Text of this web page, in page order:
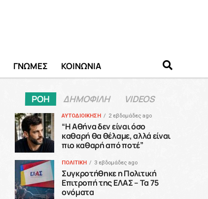
ΓΝΩΜΕΣ ΚΟΙΝΩΝΙΑ
ΡΟΗ ΔΗΜΟΦΙΛΗ VIDEOS
ΑΥΤΟΔΙΟΙΚΗΣΗ 2 εβδομάδες ago
“H Αθήνα δεν είναι όσο
καθαρή θα θέλαμε, αλλά είναι
πιο καθαρή από ποτέ”
ΠΟΛΙΤΙΚΗ 3 εβδομάδες ago
Συγκροτήθηκε η Πολιτική
Επιτροπή της ΕΛΑΣ – Τα 75
ονόματα